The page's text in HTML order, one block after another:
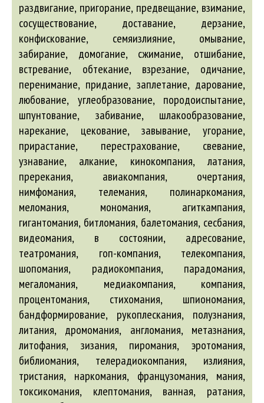
алкание, кинокомпания, латания,
пререкания, авиакомпания, очертания,
нимфомания, телемания, полинаркомания,
меломания, мономания, агиткампания,
гигантомания, битломания, балетомания, сесбания,
видеомания, в состоянии, адресование,
театромания, гоп-компания, телекомпания,
шопомания, радиокомпания, парадомания,
мегаломания, медиакомпания, компания,
процентомания, стихомания, шпиономания,
бандформирование, рукоплескания, полузнания,
литания, дромомания, англомания, метазнания,
литофания, зизания, пиромания, эротомания,
библиомания, телерадиокомпания, излияния,
тристания, наркомания, французомания, мания,
токсикомания, клептомания, ванная, ратания,